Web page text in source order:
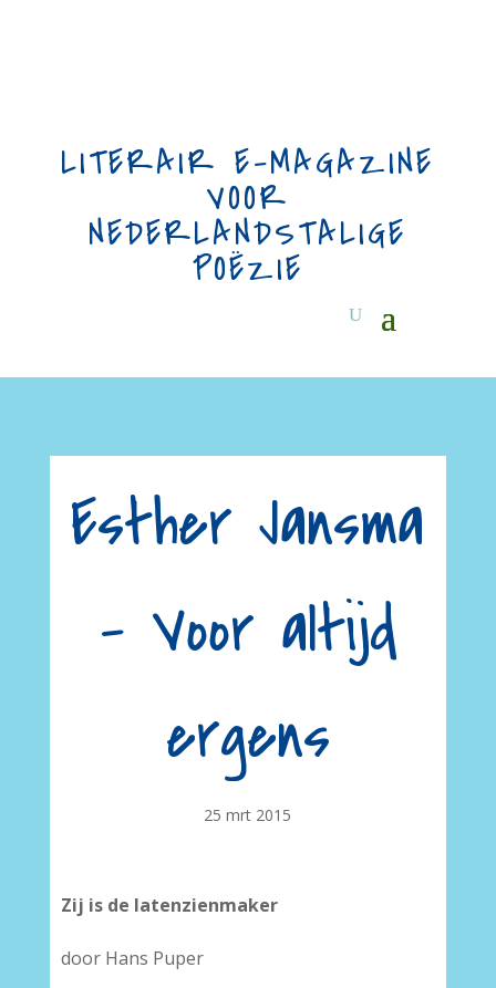
LITERAIR E-MAGAZINE
VOOR
NEDERLANDSTALIGE
POËZIE
Esther Jansma
– Voor altijd
ergens
25 mrt 2015
Zij is de latenzienmaker
door Hans Puper